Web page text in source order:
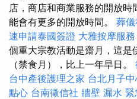
店，商店和商業服務的開放
能會有更多的開放時間。 葬儀
速申請泰國簽證 大雅按摩服務
個重大宗教活動是齋月，這是
（禁食月），比上一年早日。
台中產後護理之家 台北月子
點心 台南徵信社 牆壁 漏水 緊